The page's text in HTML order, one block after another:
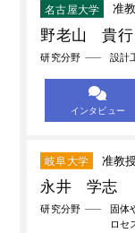
名古屋大学 准
野老山 貴行
研究分野 設計
インタビュー
岐阜大学 准教
永井 学志
研究分野
固体
ロセ